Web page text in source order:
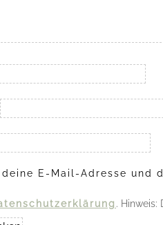
deine E-Mail-Adresse
.